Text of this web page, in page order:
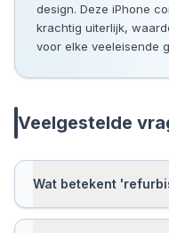
design. Deze iPhone
krachtig uiterlijk,
voor elke veeleisende
Veelgestelde
Wat betekent